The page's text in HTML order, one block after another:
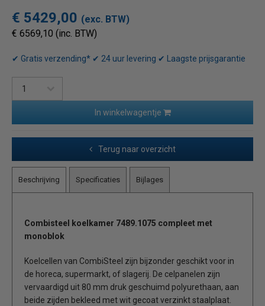
€ 5429,00 (exc. BTW)
€ 6569,10 (inc. BTW)
✔ Gratis verzending* ✔ 24 uur levering ✔ Laagste prijsgarantie
In winkelwagentje
Terug naar overzicht
Beschrijving Specificaties Bijlages
Combisteel koelkamer 7489.1075 compleet met
monoblok
Koelcellen van CombiSteel zijn bijzonder geschikt voor in
de horeca, supermarkt, of slagerij. De celpanelen zijn
vervaardigd uit 80 mm druk geschuimd polyurethaan, aan
beide zijden bekleed met wit gecoat verzinkt staalplaat.